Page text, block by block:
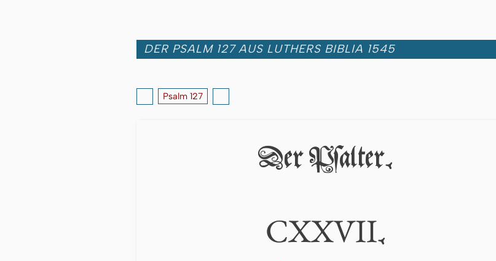
DER PSALM 127 AUS LUTHERS BIBLIA 1545
Psalm 127
Der Pſalter.
CXXVII.